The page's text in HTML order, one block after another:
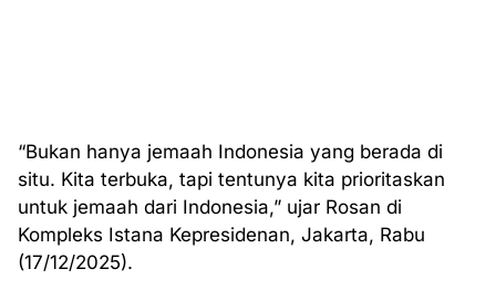
“Bukan hanya jemaah Indonesia yang berada di
situ. Kita terbuka, tapi tentunya kita prioritaskan
untuk jemaah dari Indonesia,” ujar Rosan di
Kompleks Istana Kepresidenan, Jakarta, Rabu
(17/12/2025).